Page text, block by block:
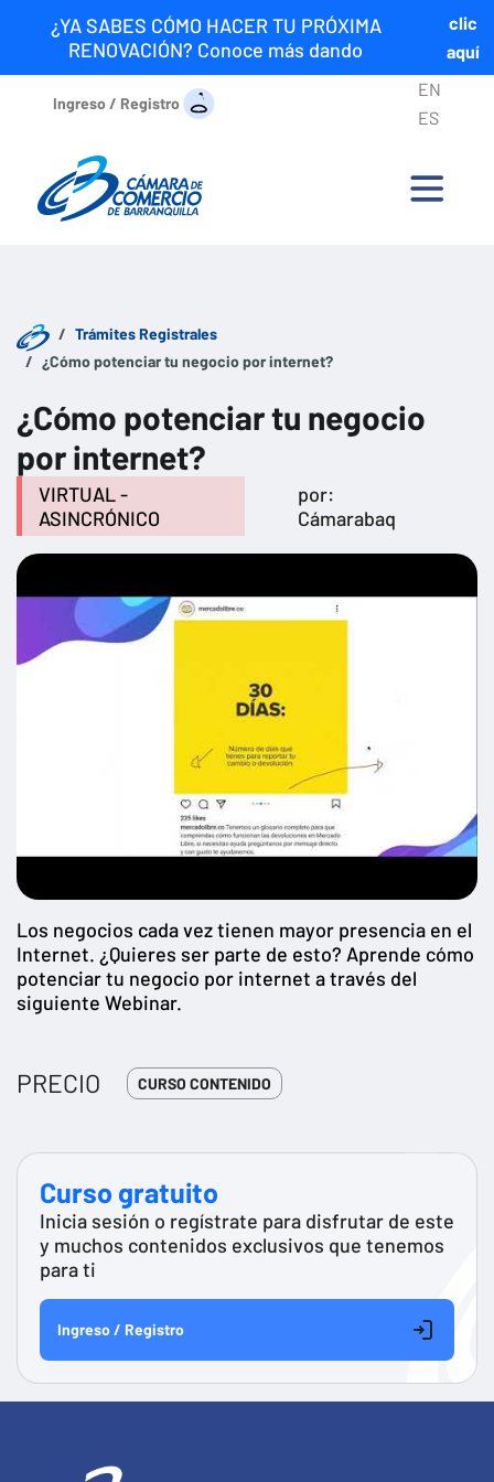
¿YA SABES CÓMO HACER TU PRÓXIMA
RENOVACIÓN? Conoce más dando
clic
aquí
Ingreso / Registro
EN
ES
Trámites Registrales
¿Cómo potenciar tu negocio por internet?
¿Cómo potenciar tu negocio
por internet?
VIRTUAL -
ASINCRÓNICO
por:
Cámarabaq
Los negocios cada vez tienen mayor presencia en el
Internet. ¿Quieres ser parte de esto? Aprende cómo
potenciar tu negocio por internet a través del
siguiente Webinar.
PRECIO CURSO CONTENIDO
Curso gratuito
Inicia sesión o regístrate para disfrutar de este
y muchos contenidos exclusivos que tenemos
para ti
Ingreso / Registro